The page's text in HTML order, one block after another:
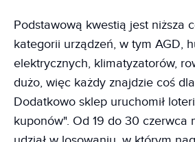
Podstawową kwestią jest niższa
kategorii urządzeń, w tym AGD,
elektrycznych, klimatyzatorów,
dużo, więc każdy znajdzie coś
Dodatkowo sklep uruchomił
kuponów". Od 19 do 30 czerwca